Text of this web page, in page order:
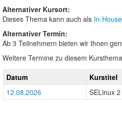
Alternativer Kursort:
Dieses Thema kann auch als In-
Alternativer Termin:
Ab 3 Teilnehmern bieten wir Ihnen
Weitere Termine zu diesem Kursthema
Datum
Kurstitel
12.08.2026
SELinux